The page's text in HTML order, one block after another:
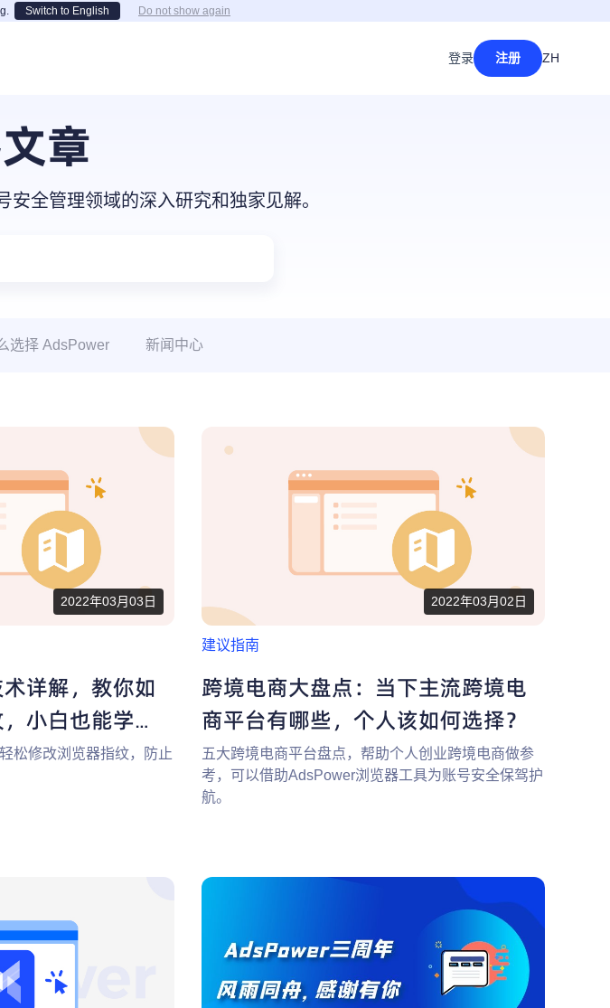
Switch to English Do not show again
登录 注册 ZH
章
全管理领域的深入研究和独家见解。
选择 AdsPower 新闻中心
2022年03月03日
详解，教你如
小白也能学
松修改浏览器指纹，防止
2022年03月02日
建议指南
跨境电商大盘点：当下主流跨境电
商平台有哪些，个人该如何选择？
五大跨境电商平台盘点，帮助个人创业跨境电商做参
考，可以借助AdsPower浏览器工具为账号安全保驾护
航。